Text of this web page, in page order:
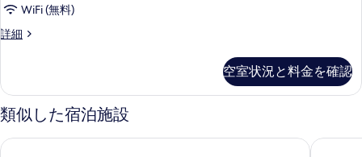
1
台
コ
ニ
ー
ッ
1
コ
ニ
ー
の
グ
ベ
ド
1
台
(High
WiFi (無料)
詳細
ル
ン
グ
ベ
ド
空室状況と料金を確認
類似した宿泊施設
コリンシア セント ジョージズ ベイ ヒルト